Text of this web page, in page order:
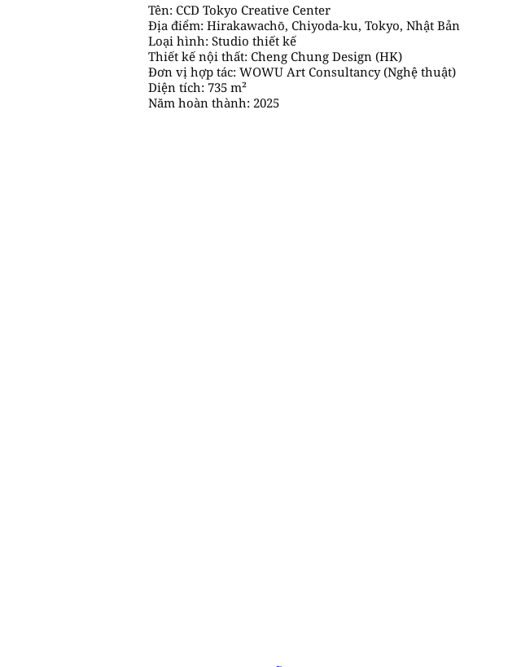
Tên: CCD Tokyo Creative Center
Địa điểm: Hirakawachō, Chiyoda-ku, Tokyo, Nhật Bản
Loại hình: Studio thiết kế
Thiết kế nội thất: Cheng Chung Design (HK)
Đơn vị hợp tác: WOWU Art Consultancy (Nghệ thuật)
Diện tích: 735 m²
Năm hoàn thành: 2025